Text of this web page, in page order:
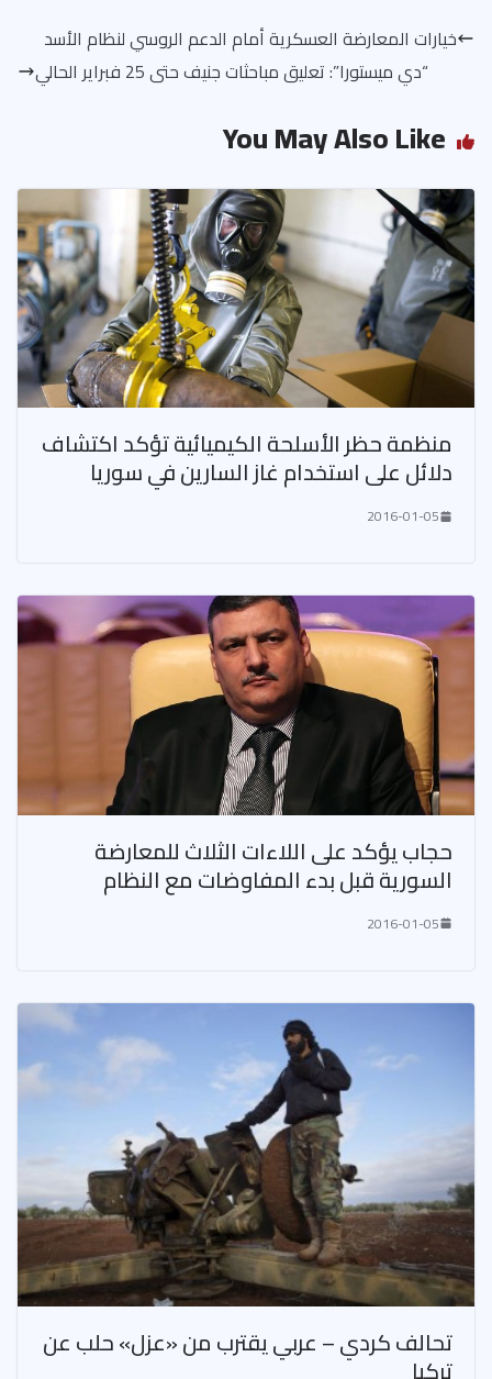
s
A
p
p
b
o
ok
a
m
ds
es
t
e
خيارات المعارضة العسكرية أمام الدعم الروسي لنظام الأسد
“دي ميستورا”: تعليق مباحثات جنيف حتى 25 فبراير الحالي
You May Also Like
منظمة حظر الأسلحة الكيميائية تؤكد اكتشاف
دلائل على استخدام غاز السارين في سوريا
2016-01-05
حجاب يؤكد على اللاءات الثلاث للمعارضة
السورية قبل بدء المفاوضات مع النظام
2016-01-05
تحالف كردي – عربي يقترب من «عزل» حلب عن